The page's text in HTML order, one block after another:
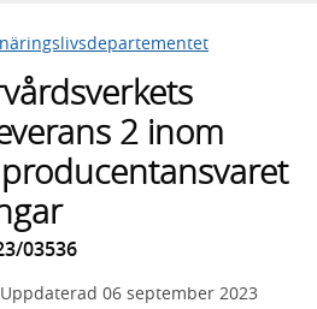
2 inom
03536
Uppdaterad 06 september 2023